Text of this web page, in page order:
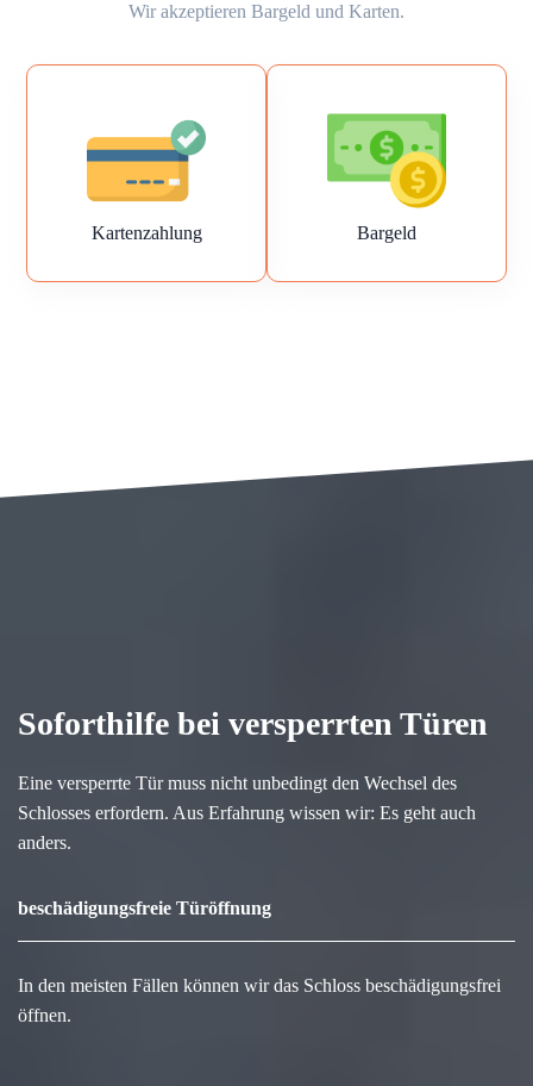
Wir akzeptieren Bargeld und Karten.
Kartenzahlung Bargeld
Soforthilfe bei versperrten Türen
Eine versperrte Tür muss nicht unbedingt den Wechsel des
Schlosses erfordern. Aus Erfahrung wissen wir: Es geht auch
anders.
beschädigungsfreie Türöffnung
In den meisten Fällen können wir das Schloss beschädigungsfrei
öffnen.